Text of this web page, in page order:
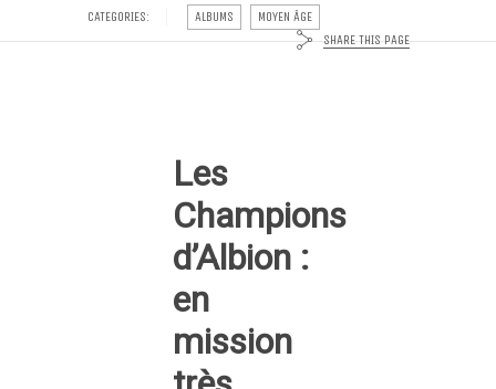
CATEGORIES: ALBUMS
MOYEN ÂGE
SHARE THIS PAGE
Les
Champions
d’Albion :
en
mission